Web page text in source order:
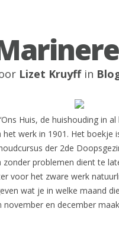
Lizet Kruyffin
Huis, de huishouding in
werk in 1901. Het boekje
der 2de
problemen dient te
voor het zware werk
wat je in welke maand
en december